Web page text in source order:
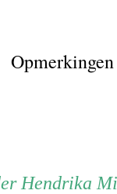
Opmerkingen
Moeder
Hendrika